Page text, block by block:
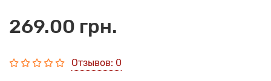
269.00 грн.
Отзывов: 0